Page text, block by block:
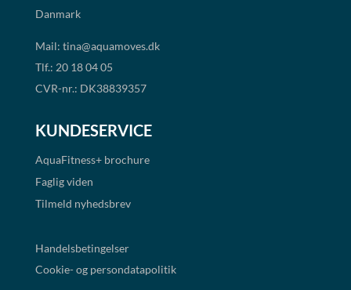
Danmark
Mail: tina@aquamoves.dk
Tlf.: 20 18 04 05
CVR-nr.: DK38839357
KUNDESERVICE
AquaFitness+ brochure
Faglig viden
Tilmeld nyhedsbrev
Handelsbetingelser
Cookie- og persondatapolitik